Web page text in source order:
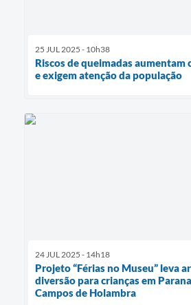
25 JUL 2025 - 10h38
Riscos de queimadas aumentam
e exigem atenção da população
24 JUL 2025 - 14h18
Projeto “Férias no Museu” leva
diversão para crianças em
Campos de Holambra